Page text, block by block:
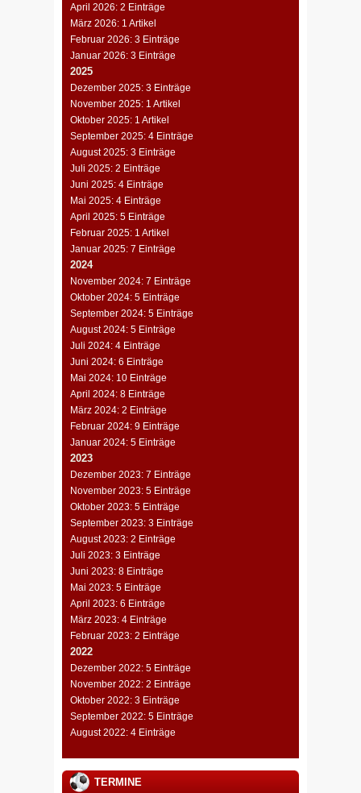
April 2026: 2 Einträge
März 2026: 1 Artikel
Februar 2026: 3 Einträge
Januar 2026: 3 Einträge
2025
Dezember 2025: 3 Einträge
November 2025: 1 Artikel
Oktober 2025: 1 Artikel
September 2025: 4 Einträge
August 2025: 3 Einträge
Juli 2025: 2 Einträge
Juni 2025: 4 Einträge
Mai 2025: 4 Einträge
April 2025: 5 Einträge
Februar 2025: 1 Artikel
Januar 2025: 7 Einträge
2024
November 2024: 7 Einträge
Oktober 2024: 5 Einträge
September 2024: 5 Einträge
August 2024: 5 Einträge
Juli 2024: 4 Einträge
Juni 2024: 6 Einträge
Mai 2024: 10 Einträge
April 2024: 8 Einträge
März 2024: 2 Einträge
Februar 2024: 9 Einträge
Januar 2024: 5 Einträge
2023
Dezember 2023: 7 Einträge
November 2023: 5 Einträge
Oktober 2023: 5 Einträge
September 2023: 3 Einträge
August 2023: 2 Einträge
Juli 2023: 3 Einträge
Juni 2023: 8 Einträge
Mai 2023: 5 Einträge
April 2023: 6 Einträge
März 2023: 4 Einträge
Februar 2023: 2 Einträge
2022
Dezember 2022: 5 Einträge
November 2022: 2 Einträge
Oktober 2022: 3 Einträge
September 2022: 5 Einträge
August 2022: 4 Einträge
TERMINE